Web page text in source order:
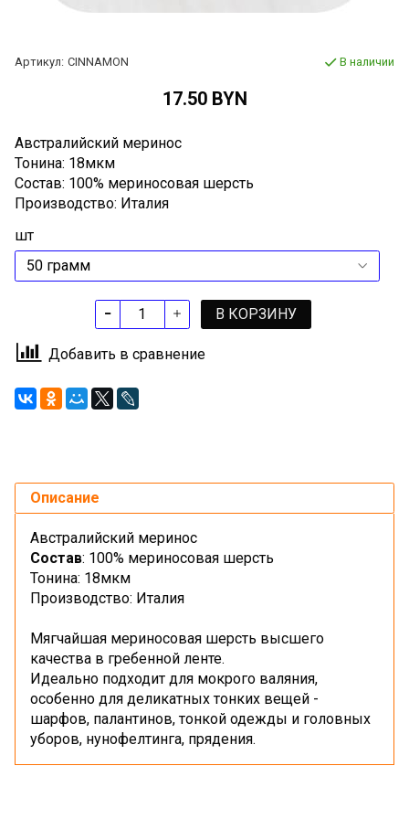
Артикул: CINNAMON В наличии
17.50 BYN
Австралийский меринос
Тонина: 18мкм
Состав: 100% мериносовая шерсть
Производство: Италия
шт
В КОРЗИНУ
Добавить в сравнение
Описание
Австралийский меринос
Состав: 100% мериносовая шерсть
Тонина: 18мкм
Производство: Италия
Мягчайшая мериносовая шерсть высшего
качества в гребенной ленте.
Идеально подходит для мокрого валяния,
особенно для деликатных тонких вещей -
шарфов, палантинов, тонкой одежды и головных
уборов, нунофелтинга, прядения.